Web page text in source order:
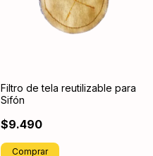
Filtro de tela reutilizable para
Sifón
$9.490